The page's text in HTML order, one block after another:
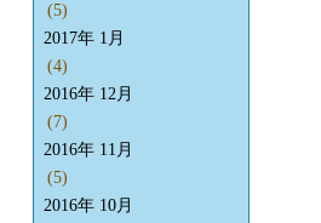
(5)
2017年 1月
(4)
2016年 12月
(7)
2016年 11月
(5)
2016年 10月